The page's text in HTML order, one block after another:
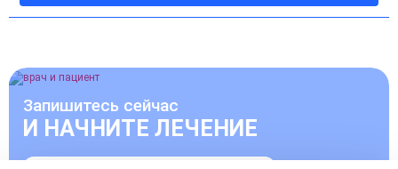
Запишитесь сейчас
И НАЧНИТЕ ЛЕЧЕНИЕ